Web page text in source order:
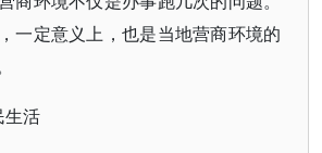
一定意义上，也是当地营商环境的
生活